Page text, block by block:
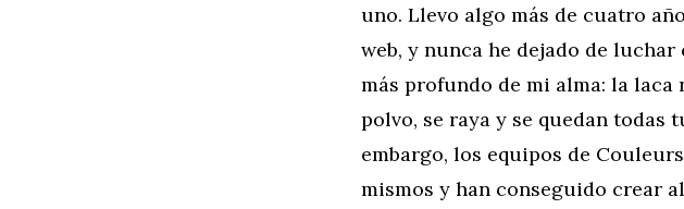
uno. Llevo algo más de cuatro
web, y nunca he dejado de
más profundo de mi alma: la laca
polvo, se raya y se quedan todas
embargo, los equipos de
mismos y han conseguido crear